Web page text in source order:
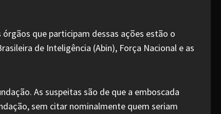
órgãos que participam dessas ações estão o
de Inteligência (Abin), Força Nacional e as
As suspeitas são de que a emboscada
sem citar nominalmente quem seriam